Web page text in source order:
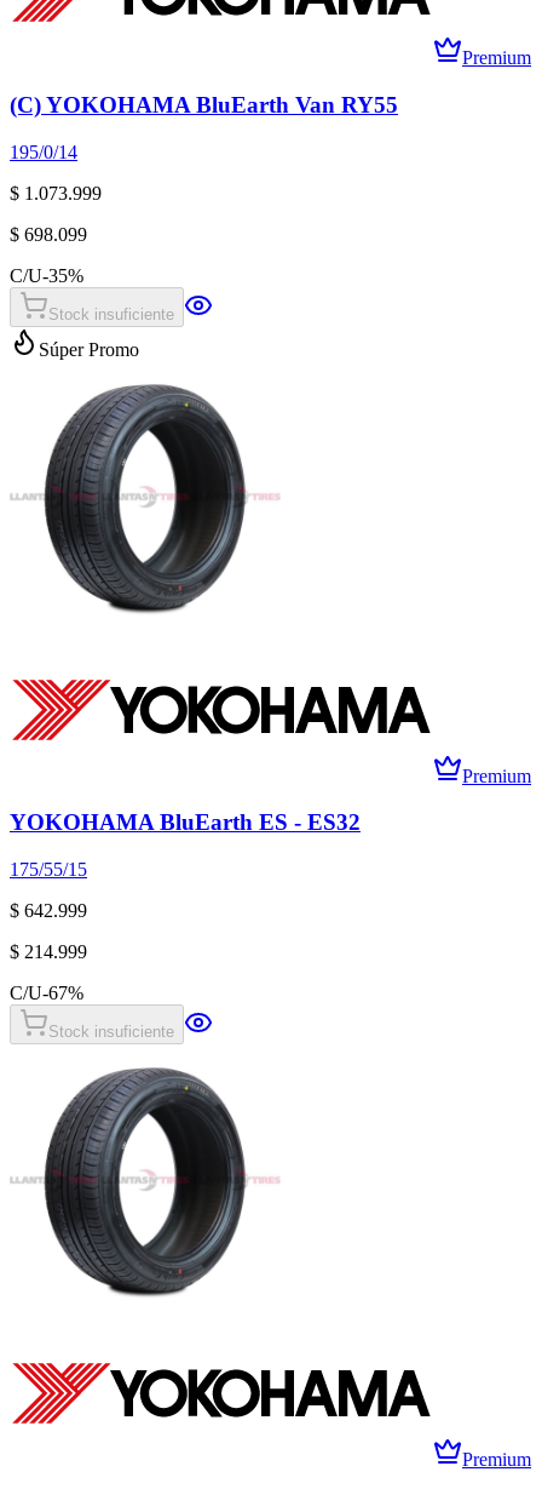
Premium
(C) YOKOHAMA BluEarth Van RY55
195/0/14
$ 1.073.999
$ 698.099
C/U-35%
Stock insuficiente
Súper Promo
Premium
YOKOHAMA BluEarth ES - ES32
175/55/15
$ 642.999
$ 214.999
C/U-67%
Stock insuficiente
Premium